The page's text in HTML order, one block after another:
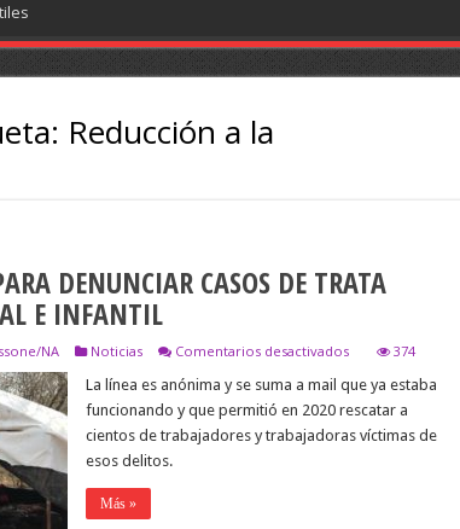
Reducción a la
DENUNCIAR CASOS DE TRATA
E INFANTIL
NA Noticias Comentarios desactivadosen
LÍNEA
GRATUITA
DENUNCIAR
374
La línea es anónima y se suma a mail que ya estaba
funcionando y que permitió en 2020 rescatar a
cientos de trabajadores y trabajadoras víctimas de
esos delitos.
Más »